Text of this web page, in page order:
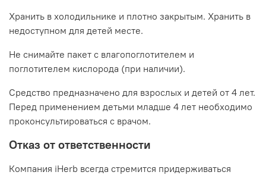
Хранить в холодильнике и плотно закрытым. Хранить в
недоступном для детей месте.
Не снимайте пакет с влагопоглотителем и
поглотителем кислорода (при наличии).
Средство предназначено для взрослых и детей от 4 лет.
Перед применением детьми младше 4 лет необходимо
проконсультироваться с врачом.
Отказ от ответственности
Компания iHerb всегда стремится придерживаться